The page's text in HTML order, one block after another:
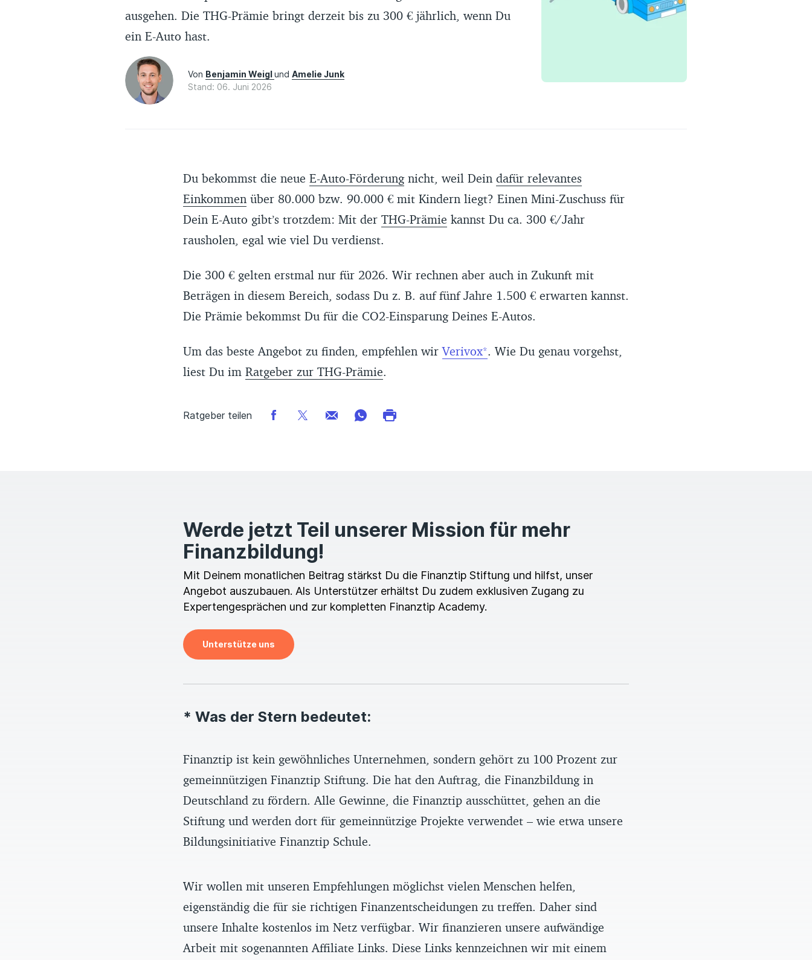
Academy
ausgehen. Die THG-Prämie bringt derzeit bis zu 300 € jährlich, wenn Du
ein E-Auto hast.
Von Benjamin WeiglundAmelie Junk
Stand: 06. Juni 2026
Du bekommst die neue E-Auto-Förderungnicht, weil Dein dafür relevantes
Einkommenüber 80.000 bzw. 90.000 € mit Kindern liegt? Einen Mini-Zuschuss für
Dein E-Auto gibt’s trotzdem: Mit der THG-Prämie kannst Du ca. 300 €/Jahr
rausholen, egal wie viel Du verdienst.
Die 300 € gelten erstmal nur für 2026. Wir rechnen aber auch in Zukunft mit
Beträgen in diesem Bereich, sodass Du z. B. auf fünf Jahre 1.500 € erwarten kannst.
Die Prämie bekommst Du für die CO2-Einsparung Deines E-Autos.
Um das beste Angebot zu finden, empfehlen wirVerivox . Wie Du genau vorgehst,
liest Du im Ratgeber zur THG-Prämie.
Ratgeber teilen
Werde jetzt Teil unserer Mission für mehr
Finanzbildung!
Mit Deinem monatlichen Beitrag stärkst Du die Finanztip Stiftung und hilfst, unser
Angebot auszubauen. Als Unterstützer erhältst Du zudem exklusiven Zugang zu
Expertengesprächen und zur kompletten Finanztip Academy.
Unterstütze uns
* Was der Stern bedeutet:
Finanztip ist kein gewöhnliches Unternehmen, sondern gehört zu 100 Prozent zur
gemeinnützigen Finanztip Stiftung. Die hat den Auftrag, die Finanzbildung in
Deutschland zu fördern. Alle Gewinne, die Finanztip ausschüttet, gehen an die
Stiftung und werden dort für gemeinnützige Projekte verwendet – wie etwa unsere
Bildungsinitiative Finanztip Schule.
Wir wollen mit unseren Empfehlungen möglichst vielen Menschen helfen,
eigenständig die für sie richtigen Finanzentscheidungen zu treffen. Daher sind
unsere Inhalte kostenlos im Netz verfügbar. Wir finanzieren unsere aufwändige
Arbeit mit sogenannten Affiliate Links. Diese Links kennzeichnen wir mit einem